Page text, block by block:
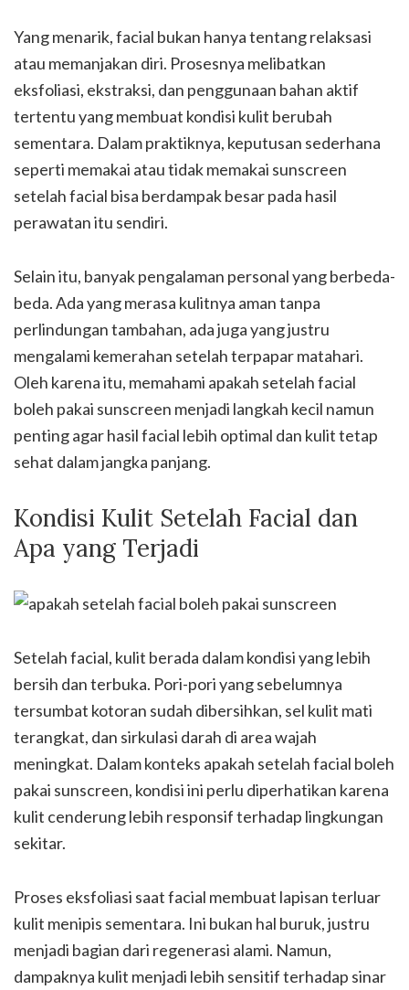
Yang menarik, facial bukan hanya tentang relaksasi
atau memanjakan diri. Prosesnya melibatkan
eksfoliasi, ekstraksi, dan penggunaan bahan aktif
tertentu yang membuat kondisi kulit berubah
sementara. Dalam praktiknya, keputusan sederhana
seperti memakai atau tidak memakai sunscreen
setelah facial bisa berdampak besar pada hasil
perawatan itu sendiri.
Selain itu, banyak pengalaman personal yang berbeda-
beda. Ada yang merasa kulitnya aman tanpa
perlindungan tambahan, ada juga yang justru
mengalami kemerahan setelah terpapar matahari.
Oleh karena itu, memahami apakah setelah facial
boleh pakai sunscreen menjadi langkah kecil namun
penting agar hasil facial lebih optimal dan kulit tetap
sehat dalam jangka panjang.
Kondisi Kulit Setelah Facial dan
Apa yang Terjadi
Setelah facial, kulit berada dalam kondisi yang lebih
bersih dan terbuka. Pori-pori yang sebelumnya
tersumbat kotoran sudah dibersihkan, sel kulit mati
terangkat, dan sirkulasi darah di area wajah
meningkat. Dalam konteks apakah setelah facial boleh
pakai sunscreen, kondisi ini perlu diperhatikan karena
kulit cenderung lebih responsif terhadap lingkungan
sekitar.
Proses eksfoliasi saat facial membuat lapisan terluar
kulit menipis sementara. Ini bukan hal buruk, justru
menjadi bagian dari regenerasi alami. Namun,
dampaknya kulit menjadi lebih sensitif terhadap sinar